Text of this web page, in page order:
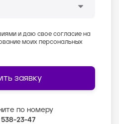
и даю свое согласие на
моих персональных
заявку
по номеру
23-47